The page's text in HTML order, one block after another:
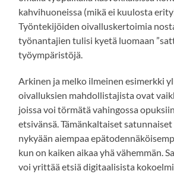
kahvihuoneissa (mikä ei kuulosta
Työntekijöiden oivalluskertoimia
työnantajien tulisi kyetä luomaan
työympäristöjä.
Arkinen ja melko ilmeinen esimerkki
oivalluksien mahdollistajista ovat
joissa voi törmätä vahingossa
etsivänsä. Tämänkaltaiset
nykyään aiempaa
kun on kaiken aikaa yhä vähemmän.
voi yrittää etsiä digitaalisista